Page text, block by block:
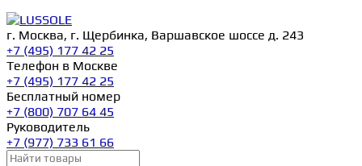
г. Москва, г. Щербинка, Варшавское шоссе д. 243
+7 (495) 177 42 25
Телефон в Москве
+7 (495) 177 42 25
Бесплатный номер
+7 (800) 707 64 45
Руководитель
+7 (977) 733 61 66